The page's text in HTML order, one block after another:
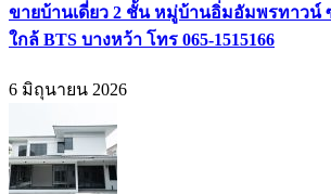
ขายบ้านเดี่ยว 2 ชั้น หมู่บ้านอิ่มอัมพรทาวน์
ใกล้ BTS บางหว้า โทร 065-1515166
6 มิถุนายน 2026